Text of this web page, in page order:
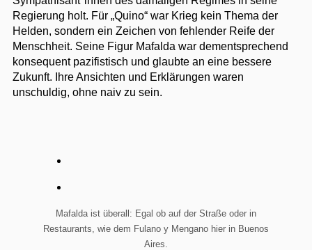
Regierung holt. Für „Quino“ war Krieg kein Thema der
Helden, sondern ein Zeichen von fehlender Reife der
Menschheit. Seine Figur Mafalda war dementsprechend
konsequent pazifistisch und glaubte an eine bessere
Zukunft. Ihre Ansichten und Erklärungen waren
unschuldig, ohne naiv zu sein.
Mafalda ist überall: Egal ob auf der Straße oder in
Restaurants, wie dem Fulano y Mengano hier in Buenos
Aires.